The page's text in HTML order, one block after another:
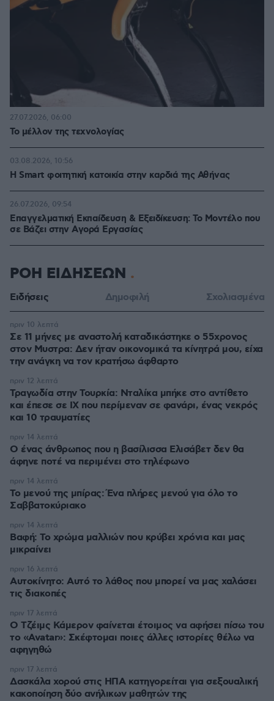
Το μέλλον της τεχνολογίας
27.07.2026, 06:00
Η Smart φοιτητική κατοικία στην καρδιά της Αθήνας
03.08.2026, 10:56
Επαγγελματική Εκπαίδευση & Εξειδίκευση: Το Mοντέλο που
σε Bάζει στην Aγορά Eργασίας
26.07.2026, 09:54
ΡΟΗ ΕΙΔΗΣΕΩΝ
Ειδήσεις Δημοφιλή Σχολιασμένα
Σε 11 μήνες με αναστολή καταδικάστηκε ο 55χρονος
στον Μυστρα: Δεν ήταν οικονομικά τα κίνητρά μου, είχα
την ανάγκη να τον κρατήσω άφθαρτο
πριν 10 λεπτά
Τραγωδία στην Τουρκία: Νταλίκα μπήκε στο αντίθετο
και έπεσε σε ΙΧ που περίμεναν σε φανάρι, ένας νεκρός
και 10 τραυματίες
πριν 12 λεπτά
Ο ένας άνθρωπος που η βασίλισσα Ελισάβετ δεν θα
άφηνε ποτέ να περιμένει στο τηλέφωνο
πριν 14 λεπτά
Το μενού της μπίρας: Ένα πλήρες μενού για όλο το
Σαββατοκύριακο
πριν 14 λεπτά
Βαφή: Το χρώμα μαλλιών που κρύβει χρόνια και μας
μικραίνει
πριν 14 λεπτά
Αυτοκίνητο: Αυτό το λάθος που μπορεί να μας χαλάσει
τις διακοπές
πριν 16 λεπτά
Ο Τζέιμς Κάμερον φαίνεται έτοιμος να αφήσει πίσω του
το «Avatar»: Σκέφτομαι ποιες άλλες ιστορίες θέλω να
αφηγηθώ
πριν 17 λεπτά
Δασκάλα χορού στις ΗΠΑ κατηγορείται για σεξουαλική
κακοποίηση δύο ανήλικων μαθητών της
πριν 17 λεπτά